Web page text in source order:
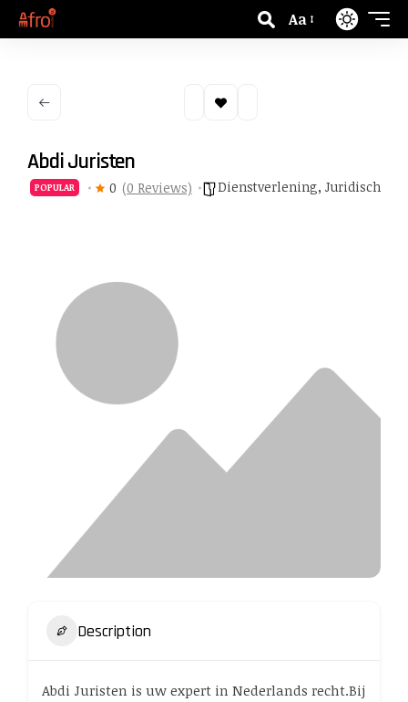
Aa
Abdi Juristen
POPULAR 0 (0 Reviews) Dienstverlening, Juridisch
Description
Abdi Juristen is uw expert in Nederlands recht.Bij